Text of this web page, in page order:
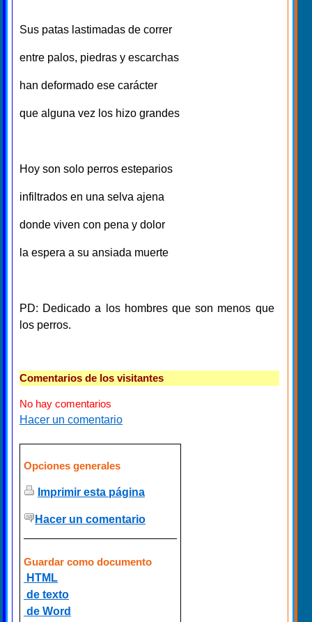
Sus patas lastimadas de correr
entre palos, piedras y escarchas
han deformado ese carácter
que alguna vez los hizo grandes
Hoy son solo perros esteparios
infiltrados en una selva ajena
donde viven con pena y dolor
la espera a su ansiada muerte
PD: Dedicado a los hombres que son menos que
los perros.
Comentarios de los visitantes
No hay comentarios
Hacer un comentario
Opciones generales
Imprimir esta página
Hacer un comentario
Guardar como documento
HTML
de texto
de Word